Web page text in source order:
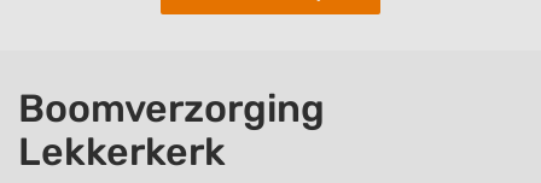
Boomverzorging
Lekkerkerk